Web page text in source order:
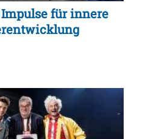
für innere